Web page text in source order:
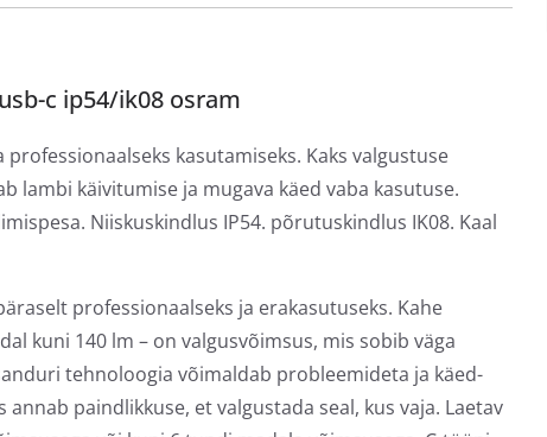
c ip54/ik08 osram
kasutamiseks. Kaks valgustuse
lambi käivitumise ja mugava käed vaba kasutuse.
Niiskuskindlus IP54. põrutuskindlus IK08. Kaal
professionaalseks ja erakasutuseks. Kahe
kuni 140 lm – on valgusvõimsus, mis sobib väga
tehnoloogia võimaldab probleemideta ja käed-
paindlikkuse, et valgustada seal, kus vaja. Laetav